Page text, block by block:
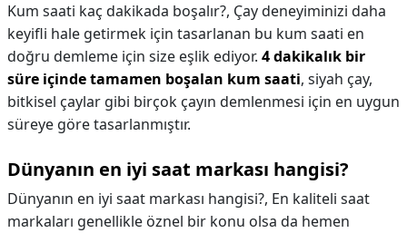
Kum saati kaç dakikada boşalır?, Çay deneyiminizi daha
keyifli hale getirmek için tasarlanan bu kum saati en
doğru demleme için size eşlik ediyor. 4 dakikalık bir
süre içinde tamamen boşalan kum saati, siyah çay,
bitkisel çaylar gibi birçok çayın demlenmesi için en uygun
süreye göre tasarlanmıştır.
Dünyanın en iyi saat markası hangisi?
Dünyanın en iyi saat markası hangisi?, En kaliteli saat
markaları genellikle öznel bir konu olsa da hemen